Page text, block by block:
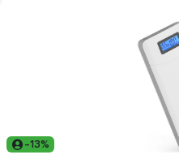
-13%